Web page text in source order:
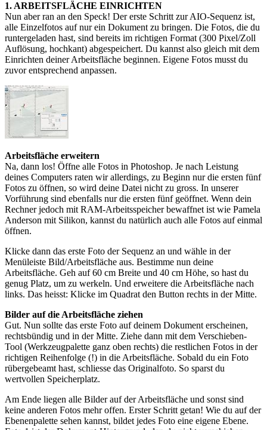
1. ARBEITSFLÄCHE EINRICHTEN
Nun aber ran an den Speck! Der erste Schritt zur AIO-Sequenz ist,
alle Einzelfotos auf nur ein Dokument zu bringen. Die Fotos, die du
runtergeladen hast, sind bereits im richtigen Format (300 Pixel/Zoll
Auflösung, hochkant) abgespeichert. Du kannst also gleich mit dem
Einrichten deiner Arbeitsfläche beginnen. Eigene Fotos musst du
zuvor entsprechend anpassen.
Arbeitsfläche erweitern
Na, dann los! Öffne alle Fotos in Photoshop. Je nach Leistung
deines Computers raten wir allerdings, zu Beginn nur die ersten fünf
Fotos zu öffnen, so wird deine Datei nicht zu gross. In unserer
Vorführung sind ebenfalls nur die ersten fünf geöffnet. Wenn dein
Rechner jedoch mit RAM-Arbeitsspeicher bewaffnet ist wie Pamela
Anderson mit Silikon, kannst du natürlich auch alle Fotos auf einmal
öffnen.
Klicke dann das erste Foto der Sequenz an und wähle in der
Menüleiste Bild/Arbeitsfläche aus. Bestimme nun deine
Arbeitsfläche. Geh auf 60 cm Breite und 40 cm Höhe, so hast du
genug Platz, um zu werkeln. Und erweitere die Arbeitsfläche nach
links. Das heisst: Klicke im Quadrat den Button rechts in der Mitte.
Bilder auf die Arbeitsfläche ziehen
Gut. Nun sollte das erste Foto auf deinem Dokument erscheinen,
rechtsbündig und in der Mitte. Ziehe dann mit dem Verschieben-
Tool (Werkzeugpalette ganz oben rechts) die restlichen Fotos in der
richtigen Reihenfolge (!) in die Arbeitsfläche. Sobald du ein Foto
rübergebeamt hast, schliesse das Originalfoto. So sparst du
wertvollen Speicherplatz.
Am Ende liegen alle Bilder auf der Arbeitsfläche und sonst sind
keine anderen Fotos mehr offen. Erster Schritt getan! Wie du auf der
Ebenenpalette sehen kannst, bildet jedes Foto eine eigene Ebene.